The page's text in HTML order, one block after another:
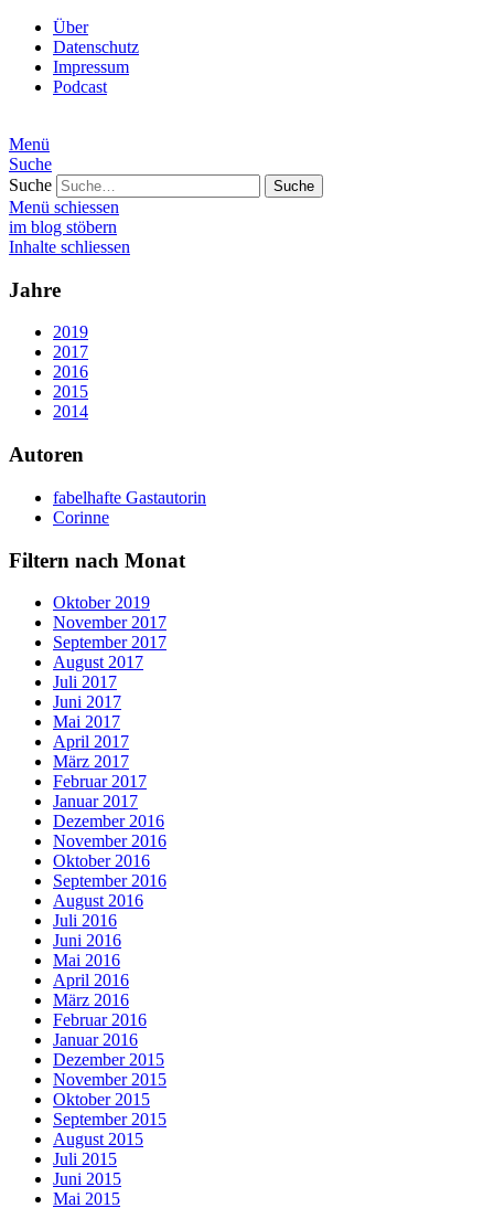
Über
Datenschutz
Impressum
Podcast
Menü
Suche
Suche
Menü schiessen
im blog stöbern
Inhalte schliessen
Jahre
2019
2017
2016
2015
2014
Autoren
fabelhafte Gastautorin
Corinne
Filtern nach Monat
Oktober 2019
November 2017
September 2017
August 2017
Juli 2017
Juni 2017
Mai 2017
April 2017
März 2017
Februar 2017
Januar 2017
Dezember 2016
November 2016
Oktober 2016
September 2016
August 2016
Juli 2016
Juni 2016
Mai 2016
April 2016
März 2016
Februar 2016
Januar 2016
Dezember 2015
November 2015
Oktober 2015
September 2015
August 2015
Juli 2015
Juni 2015
Mai 2015